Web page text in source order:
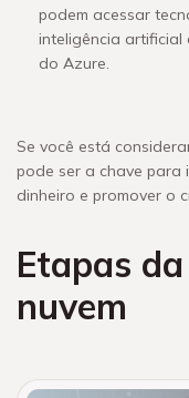
podem acessar
inteligência
do Azure.
Se você está
pode ser a chave para
dinheiro e promover o
Etapas
nuvem